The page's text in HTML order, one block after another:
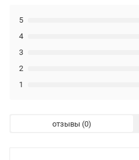
1
2
3
4
5
отзывы